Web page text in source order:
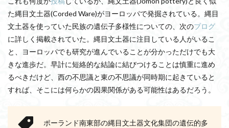
た縄目文土器(Corded Ware)がヨーロッパで発掘されている。縄目
文土器を使っていた民族の遺伝子多様性についての、次のブログ
に詳しく掲載されていた。縄目文土器に注目している人がいるこ
と、ヨーロッパでも研究が進んでいることが分かっただけでも大
きな進歩だ。早計に短絡的な結論に結びつけることは慎重に進め
るべきだけど、西の不思議と東の不思議が同時期に起きていると
すれば、そこには何らかの因果関係がある可能性はあるだろう。
ポーランド南東部の縄目文土器文化集団の遺伝的多